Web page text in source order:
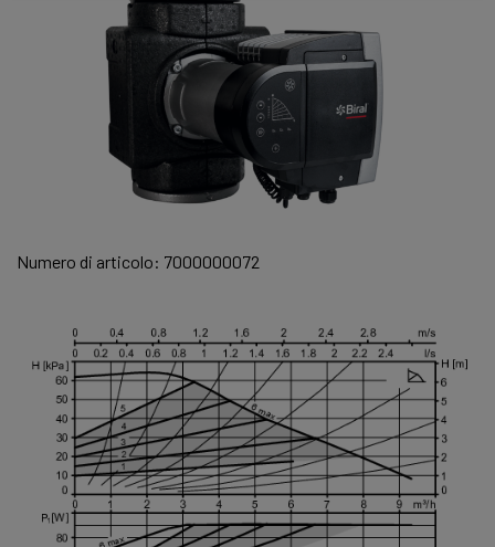
Numero di articolo: 7000000072